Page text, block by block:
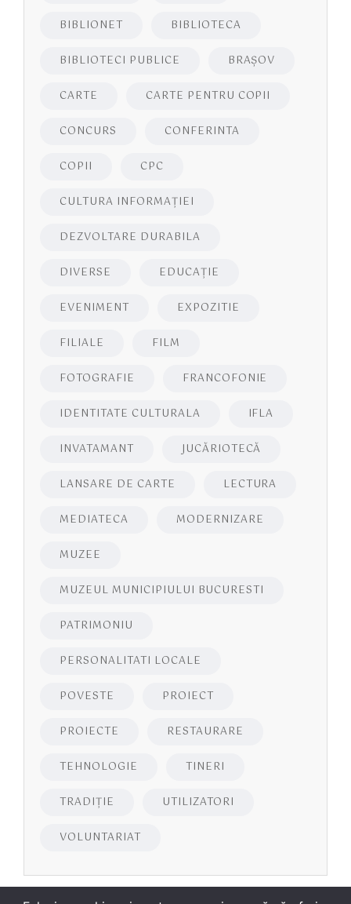
BIBLIONET BIBLIOTECA
BIBLIOTECI PUBLICE BRAŞOV
CARTE CARTE PENTRU COPII
CONCURS CONFERINTA
COPII CPC
CULTURA INFORMAŢIEI
DEZVOLTARE DURABILA
DIVERSE EDUCAŢIE
EVENIMENT EXPOZITIE
FILIALE FILM
FOTOGRAFIE FRANCOFONIE
IDENTITATE CULTURALA IFLA
INVATAMANT JUCĂRIOTECĂ
LANSARE DE CARTE LECTURA
MEDIATECA MODERNIZARE
MUZEE
MUZEUL MUNICIPIULUI BUCURESTI
PATRIMONIU
PERSONALITATI LOCALE
POVESTE PROIECT
PROIECTE RESTAURARE
TEHNOLOGIE TINERI
TRADIȚIE UTILIZATORI
VOLUNTARIAT